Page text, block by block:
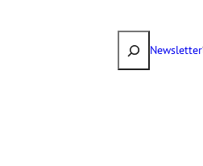
SuchenNewsletter